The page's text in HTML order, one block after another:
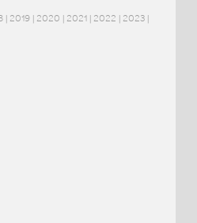
| 2019| 2020 | 2021| 2022 | 2023|